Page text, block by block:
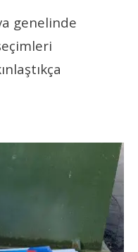
genelinde